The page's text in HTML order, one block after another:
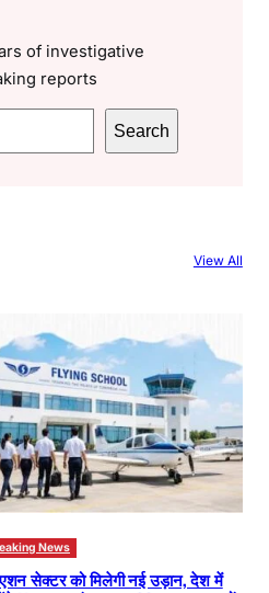
of investigative
reports
Search
View All
News
सेक्टर को मिलेगी नई उड़ान, देश में